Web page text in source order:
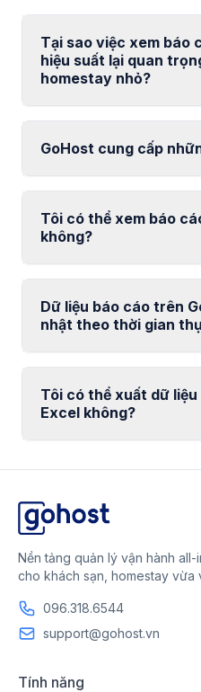
Tại sao việc xem báo
hiệu suất lại quan
homestay nhỏ?
GoHost cung cấp
Tôi có thể xem báo
không?
Dữ liệu báo cáo trên
nhật theo thời gian
Tôi có thể xuất dữ
Excel không?
Nền tảng quản lý vận hành
cho khách sạn, homestay vừa
096.318.6544
support@gohost.vn
Tính năng